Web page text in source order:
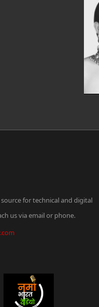
for technical and digital
us via email or phone.